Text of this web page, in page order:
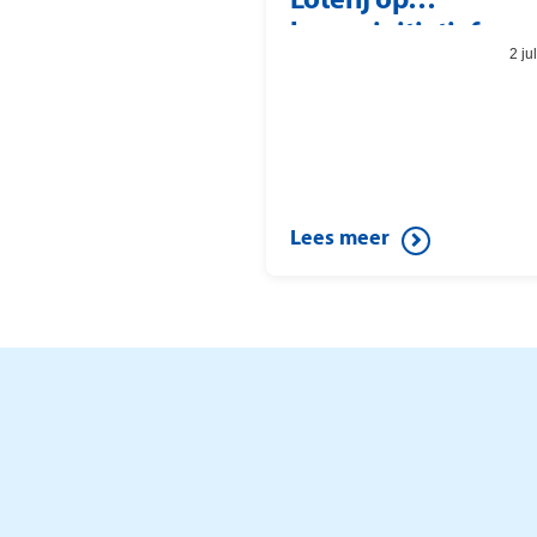
burgerinitiatief
2
Lees meer